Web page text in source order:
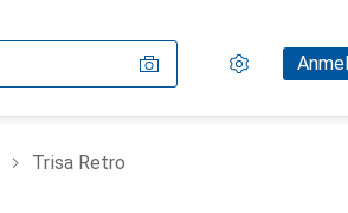
Einstellungen
Kundenkonto
Merklisten
Warenkorb
Trisa Retro